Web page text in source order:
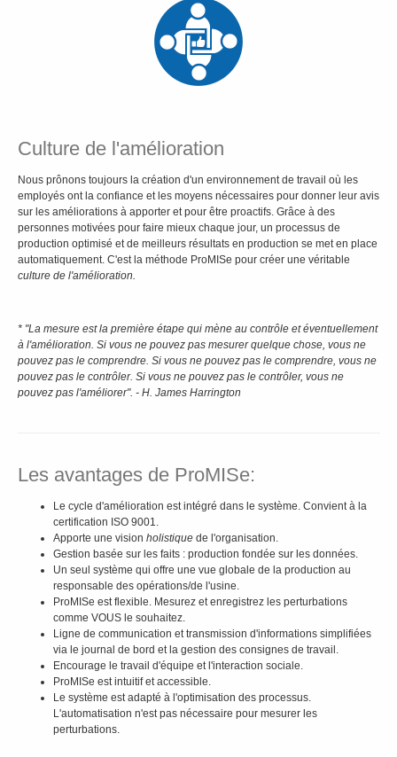
Culture de l'amélioration
Nous prônons toujours la création d'un environnement de travail où les
employés ont la confiance et les moyens nécessaires pour donner leur avis
sur les améliorations à apporter et pour être proactifs. Grâce à des
personnes motivées pour faire mieux chaque jour, un processus de
production optimisé et de meilleurs résultats en production se met en place
automatiquement. C'est la méthode ProMISe pour créer une véritable
culture de l'amélioration.
* "La mesure est la première étape qui mène au contrôle et éventuellement
à l'amélioration. Si vous ne pouvez pas mesurer quelque chose, vous ne
pouvez pas le comprendre. Si vous ne pouvez pas le comprendre, vous ne
pouvez pas le contrôler. Si vous ne pouvez pas le contrôler, vous ne
pouvez pas l'améliorer". - H. James Harrington
Les avantages de ProMISe:
Le cycle d'amélioration est intégré dans le système. Convient à la
certification ISO 9001.
Apporte une vision holistiquede l'organisation.
Gestion basée sur les faits : production fondée sur les données.
Un seul système qui offre une vue globale de la production au
responsable des opérations/de l'usine.
ProMISe est flexible. Mesurez et enregistrez les perturbations
comme VOUS le souhaitez.
Ligne de communication et transmission d'informations simplifiées
via le journal de bord et la gestion des consignes de travail.
Encourage le travail d'équipe et l'interaction sociale.
ProMISe est intuitif et accessible.
Le système est adapté à l'optimisation des processus.
L'automatisation n'est pas nécessaire pour mesurer les
perturbations.